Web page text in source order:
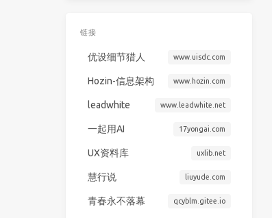
链接
优设细节猎人 www.uisdc.com
Hozin-信息架构 www.hozin.com
leadwhite www.leadwhite.net
一起用AI 17yongai.com
UX资料库 uxlib.net
慧行说 liuyude.com
青春永不落幕 qcyblm.gitee.io